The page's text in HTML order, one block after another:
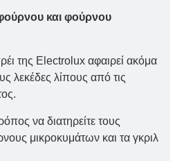
και φούρνου
της Electrolux αφαιρεί ακόμα
λεκέδες λίπους από τις
να διατηρείτε τους
μικροκυμάτων και τα γκριλ